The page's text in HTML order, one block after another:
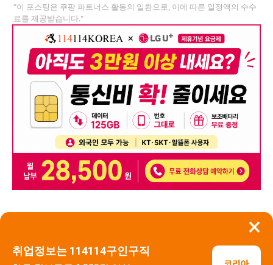
×
취업정보는 114114구인구직
"이 포스팅은 쿠팡 파트너스 활동의 일환으로, 이에 따른 일정액의 수수
료를 제공받습니다."